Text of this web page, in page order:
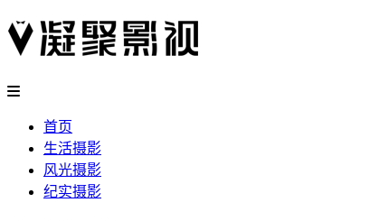
首页
生活摄影
风光摄影
纪实摄影